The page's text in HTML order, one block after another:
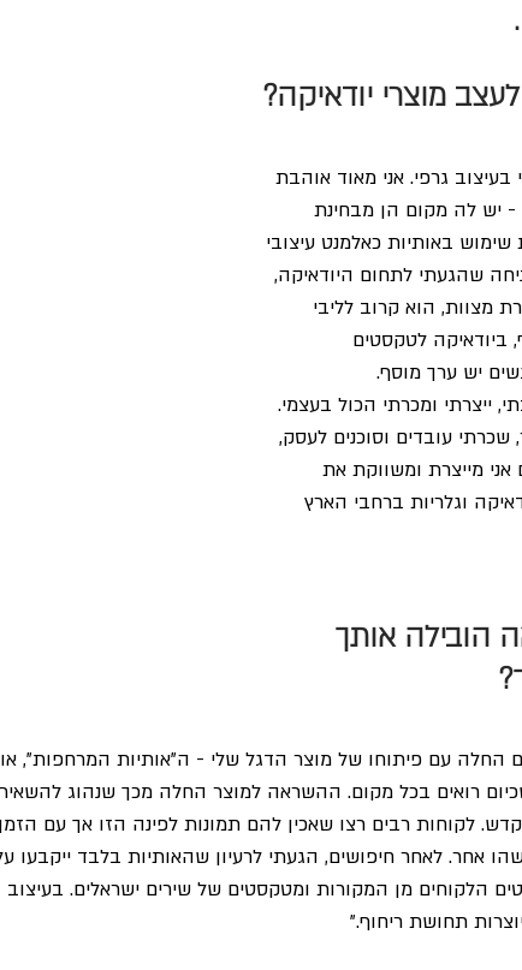
מוצרי יודאיקה?
גרפי. אני מאוד אוהבת
יש לה מקום הן מבחינת
באותיות כאלמנט עיצובי
שהגעתי לתחום היודאיקה,
מצוות, הוא קרוב לליבי
ביודאיקה לטקסטים
יש ערך מוסף.
ייצרתי ומכרתי הכול בעצמי.
עובדים וסוכנים לעסק,
מייצרת ומשווקת את
וגלריות ברחבי הארץ
הובילה אותך
החלה עם פיתוחו של מוצר הדגל שלי - ה"אותיות המרחפות",
רואים בכל מקום. ההשראה למוצר החלה מכך שנהוג
לקוחות רבים רצו שאכין להם תמונות לפינה הזו אך עם
אחר. לאחר חיפושים, הגעתי לרעיון שהאותיות בלבד ייקבעו
הלקוחים מן המקורות ומטקסטים של שירים ישראלים.
תחושת ריחוף."